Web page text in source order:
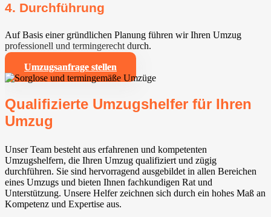
4. Durchführung
Auf Basis einer gründlichen Planung führen wir Ihren Umzug
professionell und termingerecht durch.
Umzugsanfrage stellen
Qualifizierte Umzugshelfer für Ihren
Umzug
Unser Team besteht aus erfahrenen und kompetenten
Umzugshelfern, die Ihren Umzug qualifiziert und zügig
durchführen. Sie sind hervorragend ausgebildet in allen Bereichen
eines Umzugs und bieten Ihnen fachkundigen Rat und
Unterstützung. Unsere Helfer zeichnen sich durch ein hohes Maß an
Kompetenz und Expertise aus.